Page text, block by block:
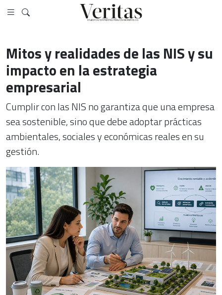
Mitos y realidades de las NIS y su
impacto en la estrategia
empresarial
Cumplir con las NIS no garantiza que una empresa
sea sostenible, sino que debe adoptar prácticas
ambientales, sociales y económicas reales en su
gestión.